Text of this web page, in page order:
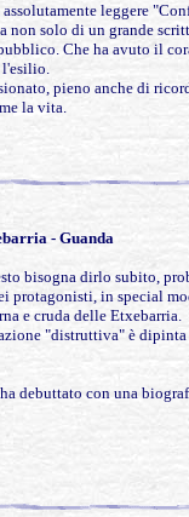
leggere
solo di un grande
Che ha avuto il
l'esilio.
pieno anche di
la vita.
- Guanda
bisogna dirlo subito,
in special
e cruda delle Etxebarria.
"distruttiva" è
debuttato con una